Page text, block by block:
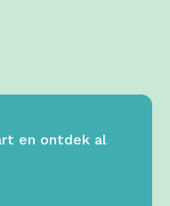
en ontdek al